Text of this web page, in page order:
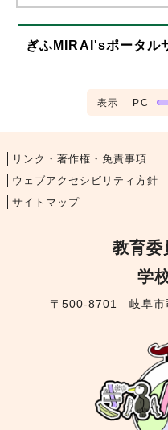
ぎふMIRAI'sポータル
表示 PC
リンク・著作権・免責事項
ウェブアクセシビリティ方針
サイトマップ
教育委
学
〒500-8701 岐阜市